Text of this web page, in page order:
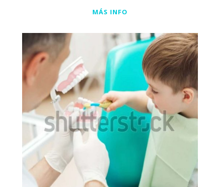
MÁS INFO